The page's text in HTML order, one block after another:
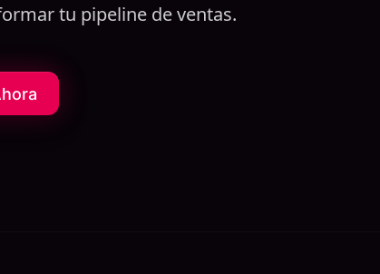
tu pipeline de ventas.